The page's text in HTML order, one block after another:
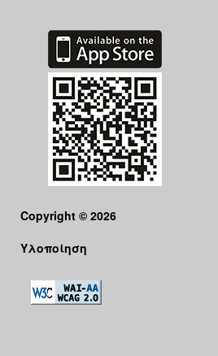
Copyright © 2026
Υλοποίηση